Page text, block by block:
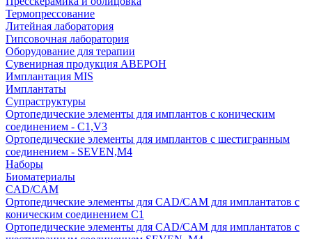
Термопрессование
Литейная лаборатория
Гипсовочная лаборатория
Оборудование для терапии
Сувенирная продукция АВЕРОН
Имплантация MIS
Имплантаты
Супраструктуры
Ортопедические элементы для имплантов с коническим
соединением - C1,V3
Ортопедические элементы для имплантов с шестигранным
соединением - SEVEN,M4
Наборы
Биоматериалы
CAD/CAM
Ортопедические элементы для CAD/CAM для имплантатов с
коническим соединением С1
Ортопедические элементы для CAD/CAM для имплантатов с